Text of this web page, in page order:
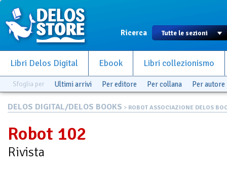
Ricerca
Libri Delos Digital Ebook Libri collezionismo
Sfoglia per Ultimi arrivi Per editore Per collana Per autore
DELOS DIGITAL/DELOS BOOKS > ROBOT ASSOCIAZIONE DELOS
Robot 102
Rivista